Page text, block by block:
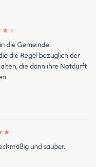
★ ★
die Gemeinde.
die Regel bezüglich der
die dann ihre Notdurft
.
★
und sauber.